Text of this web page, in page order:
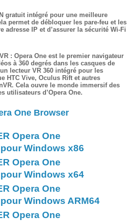
gratuit intégré pour une meilleure
permet de débloquer les pare-feu et les
adresse IP et d’assurer la sécurité Wi-Fi
: Opera One est le premier navigateur
à 360 degrés dans les casques de
lecteur VR 360 intégré pour les
HTC Vive, Oculus Rift et autres
Cela ouvre le monde immersif des
utilisateurs d’Opera One.
One Browser
Opera One
Windows x86
Opera One
pour Windows x64
Opera One
Windows ARM64
Opera One